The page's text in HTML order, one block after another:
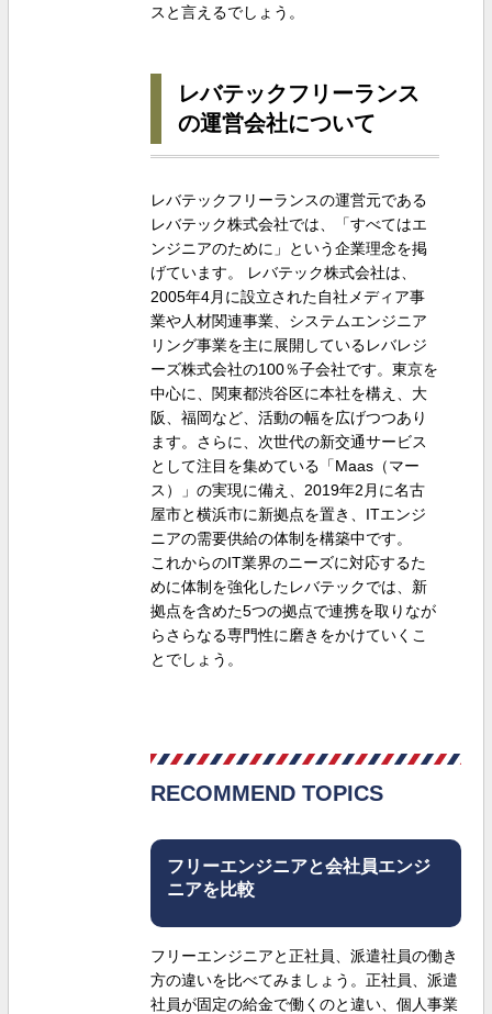
スと言えるでしょう。
レバテックフリーランス
の運営会社について
レバテックフリーランスの運営元である
レバテック株式会社では、「すべてはエ
ンジニアのために」という企業理念を掲
げています。 レバテック株式会社は、
2005年4月に設立された自社メディア事
業や人材関連事業、システムエンジニア
リング事業を主に展開しているレバレジ
ーズ株式会社の100％子会社です。東京を
中心に、関東都渋谷区に本社を構え、大
阪、福岡など、活動の幅を広げつつあり
ます。さらに、次世代の新交通サービス
として注目を集めている「Maas（マー
ス）」の実現に備え、2019年2月に名古
屋市と横浜市に新拠点を置き、ITエンジ
ニアの需要供給の体制を構築中です。
これからのIT業界のニーズに対応するた
めに体制を強化したレバテックでは、新
拠点を含めた5つの拠点で連携を取りなが
らさらなる専門性に磨きをかけていくこ
とでしょう。
RECOMMEND TOPICS
フリーエンジニアと会社員エンジ
ニアを比較
フリーエンジニアと正社員、派遣社員の働き
方の違いを比べてみましょう。正社員、派遣
社員が固定の給金で働くのと違い、個人事業